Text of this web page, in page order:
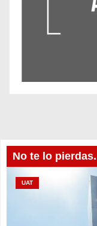
No te lo
UAT